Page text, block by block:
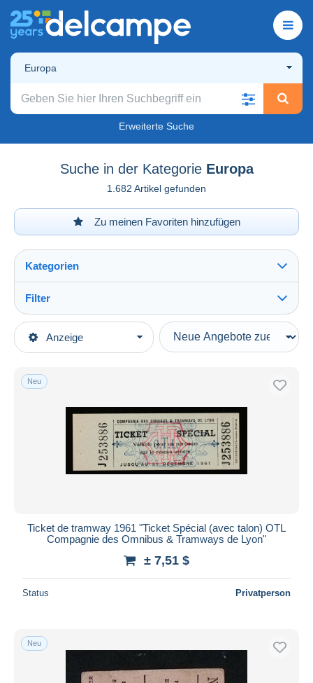
Europa
Erweiterte Suche
Suche in der Kategorie Europa
1.682 Artikel gefunden
Zu meinen Favoriten hinzufügen
Anzeige
Kategorien
Hauptkategorien
Transporttickets
Strassenbahnen
Filter
Art der Verkäufe
Laufende Angebote
Auktionen ohne Gebote
Auktionshäuser
Endet in Stunde(n)
Preis
Kostenloser Versand
Zahlungsmethoden
Neu
Ticket de tramway 1961 "Ticket Spécial (avec talon) OTL
Compagnie des Omnibus & Tramways de Lyon"
± 7,51 $
Status Privatperson
Neu